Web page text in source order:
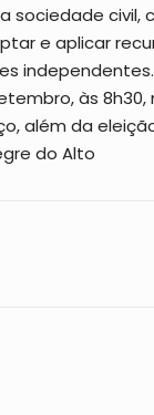
e aplicar
independentes.
às 8h30,
além da
do Alto